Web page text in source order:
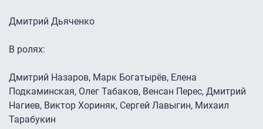
Дмитрий Дьяченко
В ролях:
Дмитрий Назаров, Марк Богатырёв, Елена
Подкаминская, Олег Табаков, Венсан Перес, Дмитрий
Нагиев, Виктор Хориняк, Сергей Лавыгин, Михаил
Тарабукин